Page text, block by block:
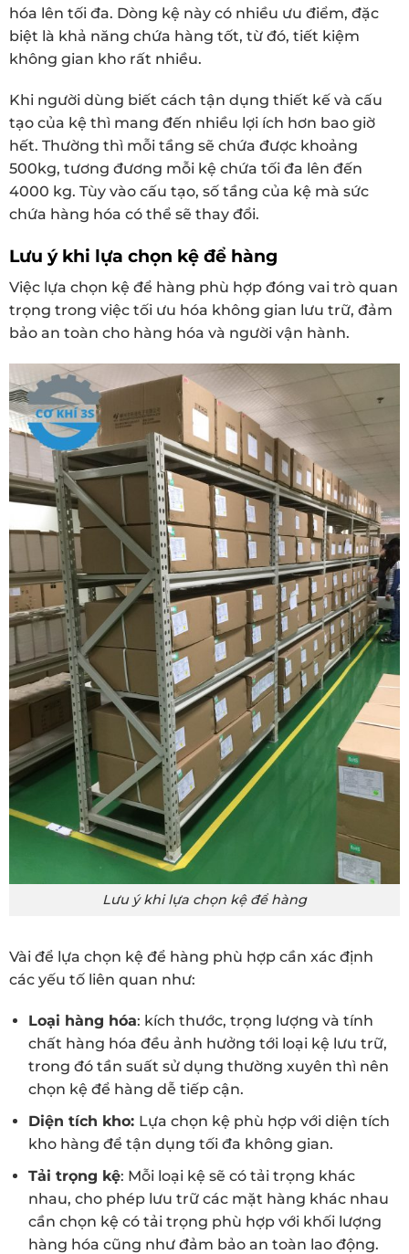
hóa lên tối đa. Dòng kệ này có nhiều ưu điểm, đặc
biệt là khả năng chứa hàng tốt, từ đó, tiết kiệm
không gian kho rất nhiều.
Khi người dùng biết cách tận dụng thiết kế và cấu
tạo của kệ thì mang đến nhiều lợi ích hơn bao giờ
hết. Thường thì mỗi tầng sẽ chứa được khoảng
500kg, tương đương mỗi kệ chứa tối đa lên đến
4000 kg. Tùy vào cấu tạo, số tầng của kệ mà sức
chứa hàng hóa có thể sẽ thay đổi.
Lưu ý khi lựa chọn kệ để hàng
Việc lựa chọn kệ để hàng phù hợp đóng vai trò quan
trọng trong việc tối ưu hóa không gian lưu trữ, đảm
bảo an toàn cho hàng hóa và người vận hành.
Lưu ý khi lựa chọn kệ để hàng
Vài để lựa chọn kệ để hàng phù hợp cần xác định
các yếu tố liên quan như:
Loại hàng hóa: kích thước, trọng lượng và tính
chất hàng hóa đều ảnh hưởng tới loại kệ lưu trữ,
trong đó tần suất sử dụng thường xuyên thì nên
chọn kệ để hàng dễ tiếp cận.
Diện tích kho: Lựa chọn kệ phù hợp với diện tích
kho hàng để tận dụng tối đa không gian.
Tải trọng kệ: Mỗi loại kệ sẽ có tải trọng khác
nhau, cho phép lưu trữ các mặt hàng khác nhau
cần chọn kệ có tải trọng phù hợp với khối lượng
hàng hóa cũng như đảm bảo an toàn lao động.